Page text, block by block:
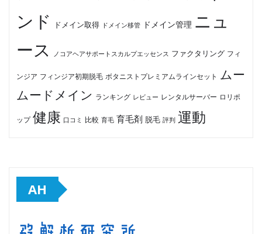
ンド
ドメイン取得 ドメイン移管 ドメイン管理 ニュ
ース
ノコアヘアサポートスカルプエッセンス ファクタリング フィ
ンジア フィンジア初期脱毛 ボタニストプレミアムラインセット ムー
ムードメイン ランキング レビュー レンタルサーバー ロリポ
ップ 健康 口コミ 比較 育毛 育毛剤 脱毛 評判 運動
AH